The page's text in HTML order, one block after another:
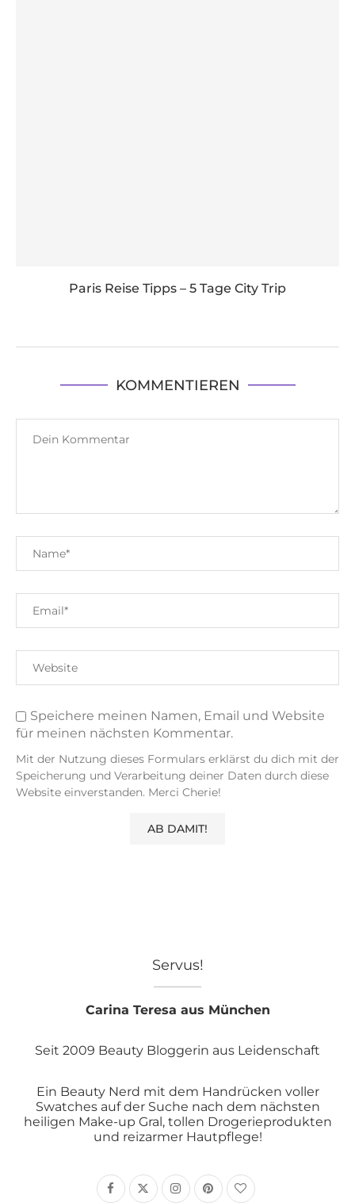
Paris Reise Tipps – 5 Tage City Trip
KOMMENTIEREN
Speichere meinen Namen, Email und Website
für meinen nächsten Kommentar.
Mit der Nutzung dieses Formulars erklärst du dich mit der
Speicherung und Verarbeitung deiner Daten durch diese
Website einverstanden. Merci Cherie!
Servus!
Carina Teresa aus München
Seit 2009 Beauty Bloggerin aus Leidenschaft
Ein Beauty Nerd mit dem Handrücken voller
Swatches auf der Suche nach dem nächsten
heiligen Make-up Gral, tollen Drogerieprodukten
und reizarmer Hautpflege!